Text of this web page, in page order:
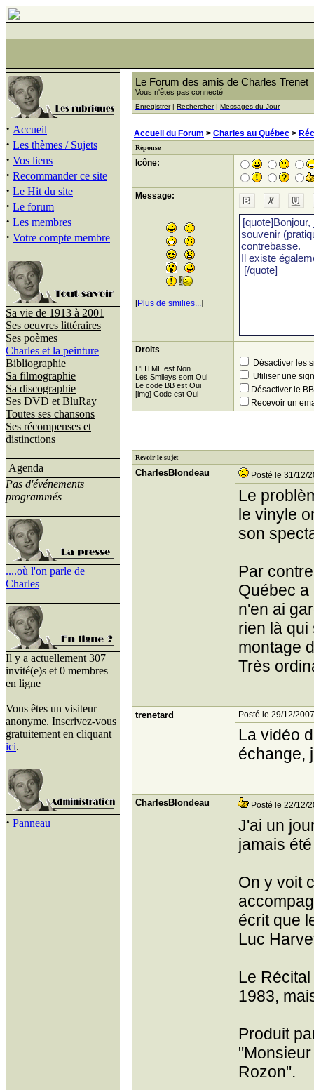
· Accueil
· Les thèmes / Sujets
· Vos liens
· Recommander ce site
· Le Hit du site
· Le forum
· Les membres
· Votre compte membre
Sa vie de 1913 à 2001
Ses oeuvres littéraires
Ses poèmes
Charles et la peinture
Bibliographie
Sa filmographie
Sa discographie
Ses DVD et BluRay
Toutes ses chansons
Ses récompenses et
distinctions
Agenda
Pas d'événements
programmés
....où l'on parle de
Charles
Il y a actuellement 307
invité(e)s et 0 membres
en ligne
Vous êtes un visiteur
anonyme. Inscrivez-vous
gratuitement en cliquant
ici.
· Panneau
Le Forum des amis de Charles Trenet
Vous n'êtes pas connecté
Enregistrer| Rechercher| Messages du Jour
Accueil du Forum > Charles au Québec >
Réponse
Icône:
Message:
[Plus de smilies...]
Droits
L'HTML est Non
Les Smileys sont Oui
Le code BB est Oui
[img] Code est Oui
Désactiver les
Utiliser une
Désactiver le
Recevoir un
Revoir le sujet
CharlesBlondeau Posté le 31/12/
Le
le vinyle
son
Par
Québec a
n'en ai
rien là qui
montage
Très
trenetard Posté le 29/12/
La vidéo
échange,
CharlesBlondeau Posté le 22/12/
J'ai un
jamais
On y voit
écrit que
Luc
Le
1983,
Produit
Rozon".